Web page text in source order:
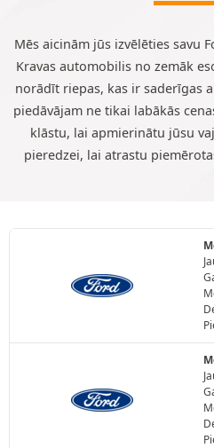
Mēs aicinām jūs izvēlēties savu
Kravas automobilis no zemāk
norādīt riepas, kas ir saderīgas
piedāvājam ne tikai labākās
klāstu, lai apmierinātu jūsu
pieredzei, lai atrastu